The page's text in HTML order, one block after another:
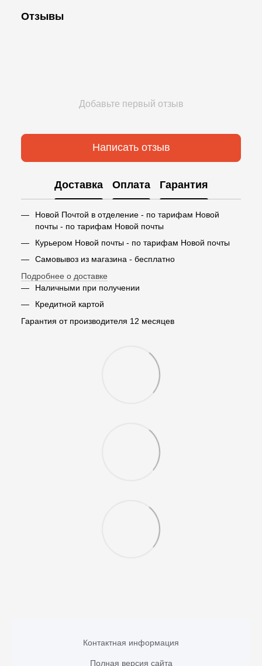
Отзывы
Добавьте первый отзыв
Написать отзыв
Доставка Оплата Гарантия
Новой Почтой в отделение - по тарифам Новой
почты - по тарифам Новой почты
Курьером Новой почты - по тарифам Новой почты
Самовывоз из магазина - бесплатно
Подробнее о доставке
Наличными при получении
Кредитной картой
Гарантия от производителя 12 месяцев
Контактная информация
Полная версия сайта